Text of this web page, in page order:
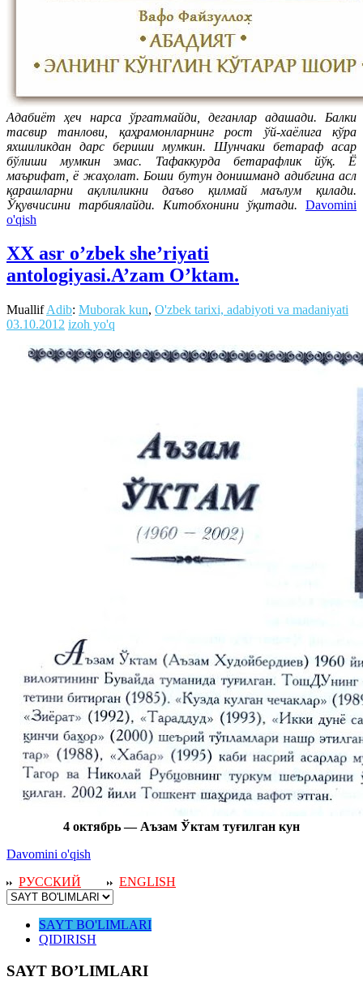
Адабиёт ҳеч нарса ўргатмайди, деганлар адашади. Балки
тасвир танлови, қаҳрамонларнинг рост ўй-хаёлига кўра
яхшиликдан дарс бериши мумкин. Шунчаки бетараф асар
бўлиши мумкин эмас. Тафаккурда бетарафлик йўқ. Ё
маърифат, ё жаҳолат. Боши бутун донишманд адибгина асл
қарашларни ақллиликни даъво қилмай маълум қилади.
Ўқувчисини тарбиялайди. Китобхонини ўқитади.
Davomini
o'qish
XX asr o’zbek she’riyati
antologiyasi.A’zam O’ktam.
MuallifAdib: Muborak kun, O'zbek tarixi, adabiyoti va madaniyati
03.10.2012 izoh yo'q
4 октябрь — Аъзам Ўктам туғилган кун
Davomini o'qish
РУССКИЙ
ENGLISH
SAYT BO'LIMLARI
QIDIRISH
SAYT BO’LIMLARI